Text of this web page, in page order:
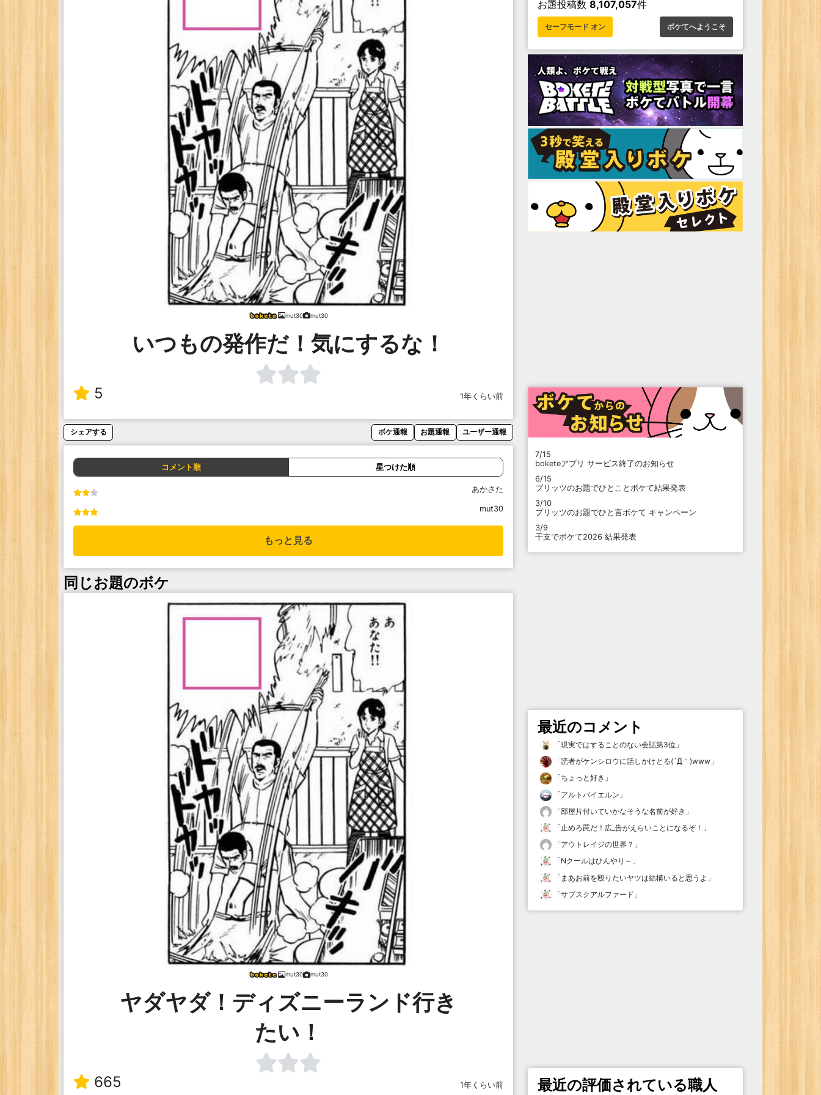
mut30 mut30
いつもの発作だ！気にするな！
5 1年くらい前
シェアする ボケ通報 お題通報 ユーザー通報
コメント順 星つけた順
あかさた
mut30
もっと見る
同じお題のボケ
mut30 mut30
ヤダヤダ！ディズニーランド行き
たい！
665 1年くらい前
お題投稿数 8,107,057件
セーフモード オン ボケてへようこそ
7/15
boketeアプリ サービス終了のお知らせ
6/15
プリッツのお題でひとことボケて結果発表
3/10
プリッツのお題でひと言ボケて キャンペーン
3/9
干支でボケて2026 結果発表
最近のコメント
「現実ではすることのない会話第3位 」
「読者がケンシロウに話しかけとる(´Д｀)www 」
「ちょっと好き 」
「アルトバイエルン 」
「部屋片付いていかなそうな名前が好き 」
「止めろ罠だ！広_告がえらいことになるぞ！ 」
「アウトレイジの世界？ 」
「Nクールはひんやり～ 」
「 まあお前を殴りたいヤツは結構いると思うよ 」
「サブスクアルファード 」
最近の評価されている職人